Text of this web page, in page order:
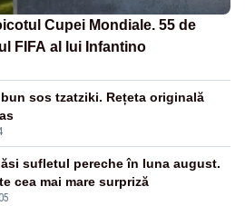
Cupei Mondiale. 55 de
FIFA al lui Infantino
sos tzatziki. Rețeta originală
sufletul pereche în luna august.
cea mai mare surpriză